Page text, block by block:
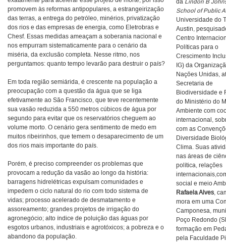
da Lindon B
School of Public
Universidade do
Austin,
Centro
Políticas para o
Crescimento
IG) da
Nações Unidas,
Secretaria de
Biodiversidade e
do Ministério do
Ambiente com
internacional,
com as
Diversidade
Clima. Suas
nas áreas de
política, relações
social e meio
Rafaela Alves,
mora em uma
Camponesa,
Poço Redondo
formação em
pela Faculdade
promovem às reformas antipopulares, a estrangeirização
das terras, a entrega do petróleo, minérios, privatização
dos rios e das empresas de energia, como Eletrobras e
Chesf. Essas medidas ameaçam a soberania nacional e
nos empurram sistematicamente para o cenário da
miséria, da exclusão completa. Nesse ritmo, nos
perguntamos: quanto tempo levarão para destruir o país?
Em toda região semiárida, é crescente na população a
preocupação com a questão da água que se liga
efetivamente ao São Francisco, que teve recentemente
sua vasão reduzida a 550 metros cúbicos de água por
segundo para evitar que os reservatórios cheguem ao
volume morto. O cenário gera sentimento de medo em
muitos ribeirinhos, que temem o desaparecimento de um
dos rios mais importante do país.
Porém, é preciso compreender os problemas que
provocam a redução da vasão ao longo da história:
barragens hidrelétricas expulsam comunidades e
impedem o ciclo natural do rio com todo sistema de
vidas; processo acelerado de desmatamento e
assoreamento; grandes projetos de irrigação do
agronegócio; alto índice de poluição das águas por
esgotos urbanos, industriais e agrotóxicos; a pobreza e o
abandono da população.